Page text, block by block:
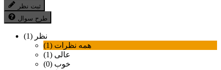
ثبت نظر
طرح سوال
نظر (1)
همه نظرات (1)
عالی (1)
خوب (0)